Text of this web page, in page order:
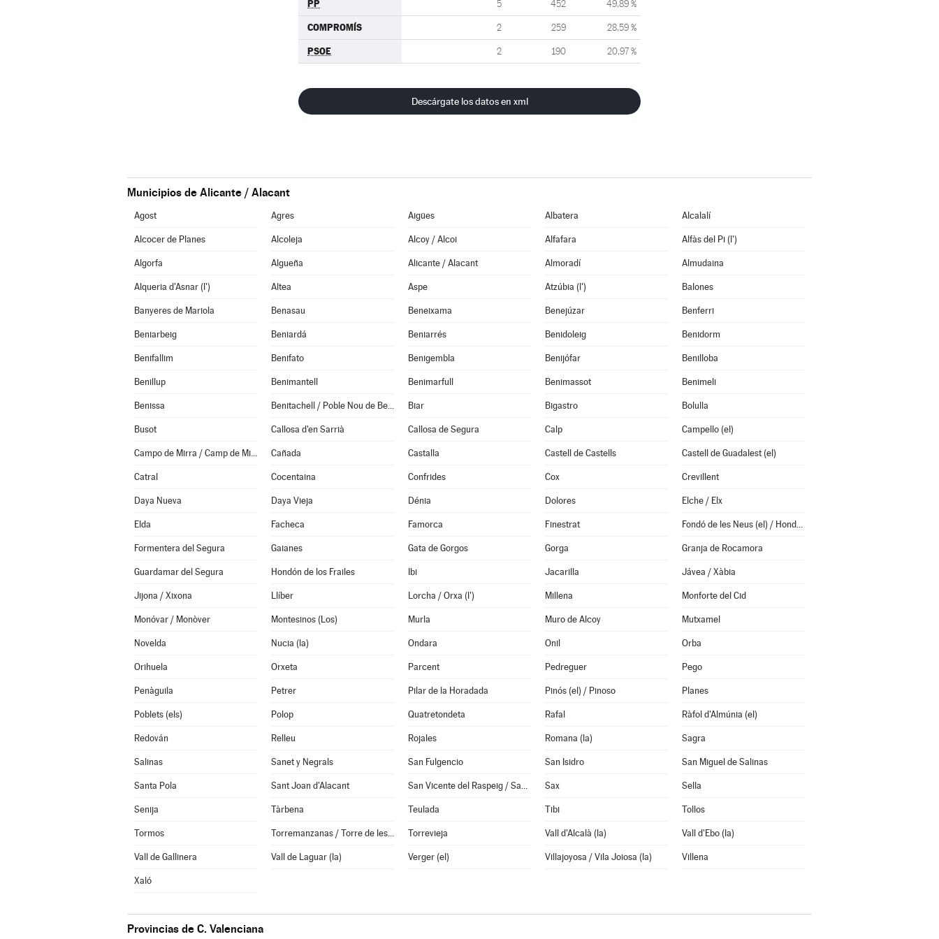
PP 5 452 49,89 %
COMPROMÍS 2 259 28,59 %
PSOE 2 190 20,97 %
Descárgate los datos en xml
Municipios de Alicante / Alacant
Agost Agres Aigües Albatera Alcalalí
Alcocer de Planes Alcoleja Alcoy / Alcoi Alfafara Alfàs del Pi (l')
Algorfa Algueña Alicante / Alacant Almoradí Almudaina
Alqueria d'Asnar (l') Altea Aspe Atzúbia (l') Balones
Banyeres de Mariola Benasau Beneixama Benejúzar Benferri
Beniarbeig Beniardá Beniarrés Benidoleig Benidorm
Benifallim Benifato Benigembla Benijófar Benilloba
Benillup Benimantell Benimarfull Benimassot Benimeli
Benissa Benitachell / Poble Nou de Benitatxell (el) Biar Bigastro Bolulla
Busot Callosa d'en Sarrià Callosa de Segura Calp Campello (el)
Campo de Mirra / Camp de Mirra (el) Cañada Castalla Castell de Castells Castell de Guadalest (el)
Catral Cocentaina Confrides Cox Crevillent
Daya Nueva Daya Vieja Dénia Dolores Elche / Elx
Elda Facheca Famorca Finestrat Fondó de les Neus (el) / Hondón de las Nieves
Formentera del Segura Gaianes Gata de Gorgos Gorga Granja de Rocamora
Guardamar del Segura Hondón de los Frailes Ibi Jacarilla Jávea / Xàbia
Jijona / Xixona Llíber Lorcha / Orxa (l') Millena Monforte del Cid
Monóvar / Monòver Montesinos (Los) Murla Muro de Alcoy Mutxamel
Novelda Nucia (la) Ondara Onil Orba
Orihuela Orxeta Parcent Pedreguer Pego
Penàguila Petrer Pilar de la Horadada Pinós (el) / Pinoso Planes
Poblets (els) Polop Quatretondeta Rafal Ràfol d'Almúnia (el)
Redován Relleu Rojales Romana (la) Sagra
Salinas Sanet y Negrals San Fulgencio San Isidro San Miguel de Salinas
Santa Pola Sant Joan d'Alacant San Vicente del Raspeig / Sant Vicent del Raspeig Sax Sella
Senija Tàrbena Teulada Tibi Tollos
Tormos Torremanzanas / Torre de les Maçanes (la) Torrevieja Vall d'Alcalà (la) Vall d'Ebo (la)
Vall de Gallinera Vall de Laguar (la) Verger (el) Villajoyosa / Vila Joiosa (la) Villena
Xaló
Provincias de C. Valenciana